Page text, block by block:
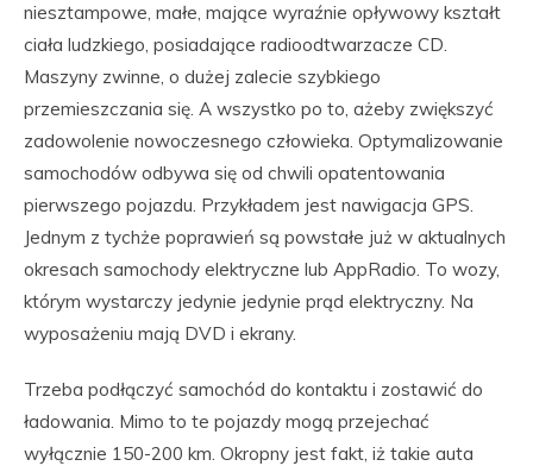
niesztampowe, małe, mające wyraźnie opływowy kształt
ciała ludzkiego, posiadające radioodtwarzacze CD.
Maszyny zwinne, o dużej zalecie szybkiego
przemieszczania się. A wszystko po to, ażeby zwiększyć
zadowolenie nowoczesnego człowieka. Optymalizowanie
samochodów odbywa się od chwili opatentowania
pierwszego pojazdu. Przykładem jest nawigacja GPS.
Jednym z tychże poprawień są powstałe już w aktualnych
okresach samochody elektryczne lub AppRadio. To wozy,
którym wystarczy jedynie jedynie prąd elektryczny. Na
wyposażeniu mają DVD i ekrany.
Trzeba podłączyć samochód do kontaktu i zostawić do
ładowania. Mimo to te pojazdy mogą przejechać
wyłącznie 150-200 km. Okropny jest fakt, iż takie auta